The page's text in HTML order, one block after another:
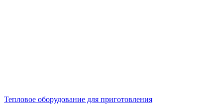
Тепловое оборудование для приготовления